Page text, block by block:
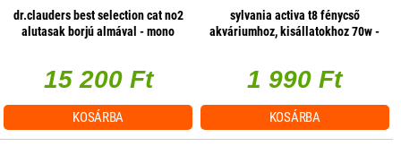
dr.clauders best selection cat no2
alutasak borjú almával - mono
15 200 Ft
KOSÁRBA
sylvania activa t8 fénycső
akváriumhoz, kisállatokhoz 70w -
1 990 Ft
KOSÁRBA